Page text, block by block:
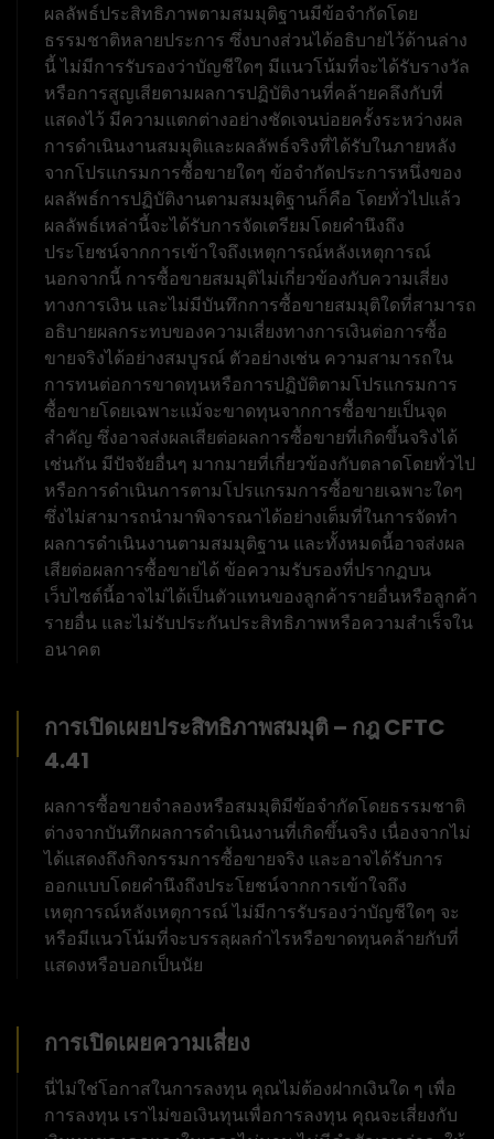
ผลลัพธ์ประสิทธิภาพตามสมมุติฐานมีข้อจำกัดโดย
ธรรมชาติหลายประการ ซึ่งบางส่วนได้อธิบายไว้ด้านล่าง
นี้ ไม่มีการรับรองว่าบัญชีใดๆ มีแนวโน้มที่จะได้รับรางวัล
หรือการสูญเสียตามผลการปฏิบัติงานที่คล้ายคลึงกับที่
แสดงไว้ มีความแตกต่างอย่างชัดเจนบ่อยครั้งระหว่างผล
การดำเนินงานสมมุติและผลลัพธ์จริงที่ได้รับในภายหลัง
จากโปรแกรมการซื้อขายใดๆ ข้อจำกัดประการหนึ่งของ
ผลลัพธ์การปฏิบัติงานตามสมมุติฐานก็คือ โดยทั่วไปแล้ว
ผลลัพธ์เหล่านี้จะได้รับการจัดเตรียมโดยคำนึงถึง
ประโยชน์จากการเข้าใจถึงเหตุการณ์หลังเหตุการณ์
นอกจากนี้ การซื้อขายสมมุติไม่เกี่ยวข้องกับความเสี่ยง
ทางการเงิน และไม่มีบันทึกการซื้อขายสมมุติใดที่สามารถ
อธิบายผลกระทบของความเสี่ยงทางการเงินต่อการซื้อ
ขายจริงได้อย่างสมบูรณ์ ตัวอย่างเช่น ความสามารถใน
การทนต่อการขาดทุนหรือการปฏิบัติตามโปรแกรมการ
ซื้อขายโดยเฉพาะแม้จะขาดทุนจากการซื้อขายเป็นจุด
สำคัญ ซึ่งอาจส่งผลเสียต่อผลการซื้อขายที่เกิดขึ้นจริงได้
เช่นกัน มีปัจจัยอื่นๆ มากมายที่เกี่ยวข้องกับตลาดโดยทั่วไป
หรือการดำเนินการตามโปรแกรมการซื้อขายเฉพาะใดๆ
ซึ่งไม่สามารถนำมาพิจารณาได้อย่างเต็มที่ในการจัดทำ
ผลการดำเนินงานตามสมมุติฐาน และทั้งหมดนี้อาจส่งผล
เสียต่อผลการซื้อขายได้ ข้อความรับรองที่ปรากฏบน
เว็บไซต์นี้อาจไม่ได้เป็นตัวแทนของลูกค้ารายอื่นหรือลูกค้า
รายอื่น และไม่รับประกันประสิทธิภาพหรือความสำเร็จใน
อนาคต
การเปิดเผยประสิทธิภาพสมมุติ – กฎ CFTC
4.41
ผลการซื้อขายจำลองหรือสมมุติมีข้อจำกัดโดยธรรมชาติ
ต่างจากบันทึกผลการดำเนินงานที่เกิดขึ้นจริง เนื่องจากไม่
ได้แสดงถึงกิจกรรมการซื้อขายจริง และอาจได้รับการ
ออกแบบโดยคำนึงถึงประโยชน์จากการเข้าใจถึง
เหตุการณ์หลังเหตุการณ์ ไม่มีการรับรองว่าบัญชีใดๆ จะ
หรือมีแนวโน้มที่จะบรรลุผลกำไรหรือขาดทุนคล้ายกับที่
แสดงหรือบอกเป็นนัย
การเปิดเผยความเสี่ยง
นี่ไม่ใช่โอกาสในการลงทุน คุณไม่ต้องฝากเงินใด ๆ เพื่อ
การลงทุน เราไม่ขอเงินทุนเพื่อการลงทุน คุณจะเสี่ยงกับ